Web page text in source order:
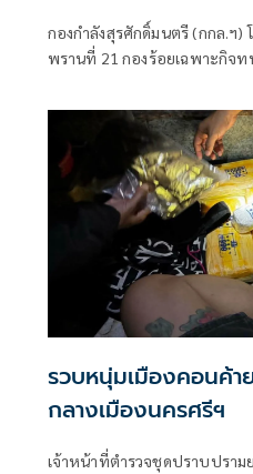
กองกำลังสุรศักดิ์มนตรี (กกล.ฯ)
พรานที่ 21 กองร้อยเฉพาะกิจ
รวบหนุ่มเมืองคอนค้า
กลางเมืองนครศรีฯ
เจ้าหน้าที่ตำรวจชุดปราบปราม